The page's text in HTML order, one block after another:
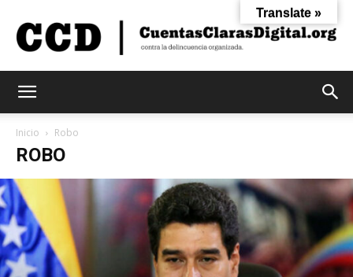
Claras
Digital
Inicio Robo
ROBO
Translate »